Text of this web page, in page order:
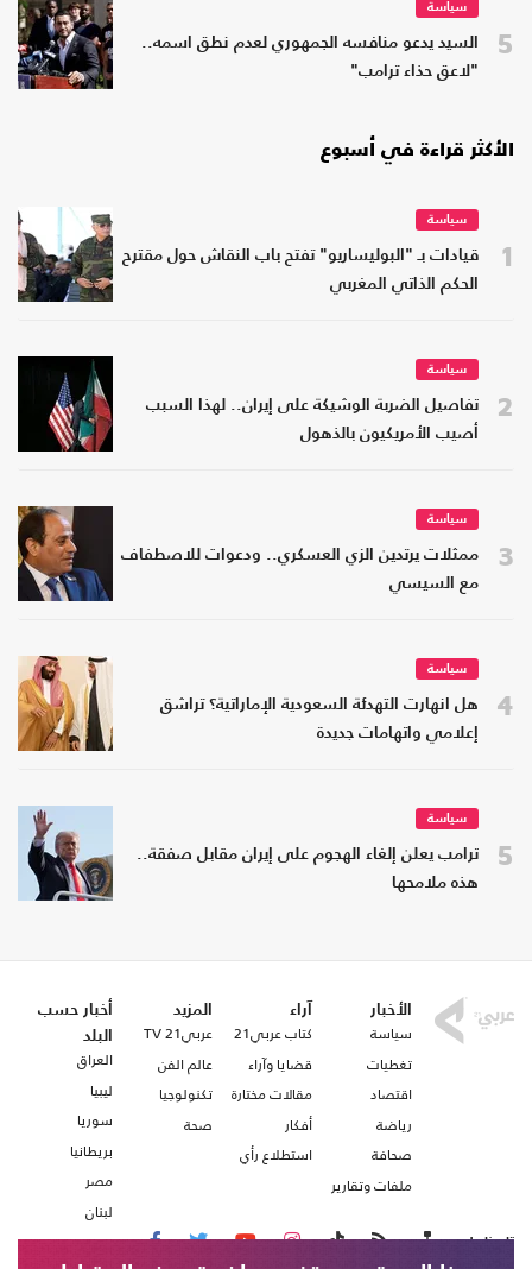
5
سياسة
السيد يدعو منافسه الجمهوري لعدم نطق اسمه..
"لاعق حذاء ترامب"
الأكثر قراءة في أسبوع
1
سياسة
قيادات بـ "البوليساريو" تفتح باب النقاش حول مقترح
الحكم الذاتي المغربي
2
سياسة
تفاصيل الضربة الوشيكة على إيران.. لهذا السبب
أصيب الأمريكيون بالذهول
3
سياسة
ممثلات يرتدين الزي العسكري.. ودعوات للاصطفاف
مع السيسي
4
سياسة
هل انهارت التهدئة السعودية الإماراتية؟ تراشق
إعلامي واتهامات جديدة
5
سياسة
ترامب يعلن إلغاء الهجوم على إيران مقابل صفقة..
هذه ملامحها
الأخبار
سياسة
تغطيات
اقتصاد
رياضة
صحافة
ملفات وتقارير
آراء
كتاب عربي21
قضايا وآراء
مقالات مختارة
أفكار
استطلاع رأي
المزيد
عربي21 TV
عالم الفن
تكنولوجيا
صحة
أخبار حسب
البلد
العراق
ليبيا
سوريا
بريطانيا
مصر
لبنان
تابعنا على